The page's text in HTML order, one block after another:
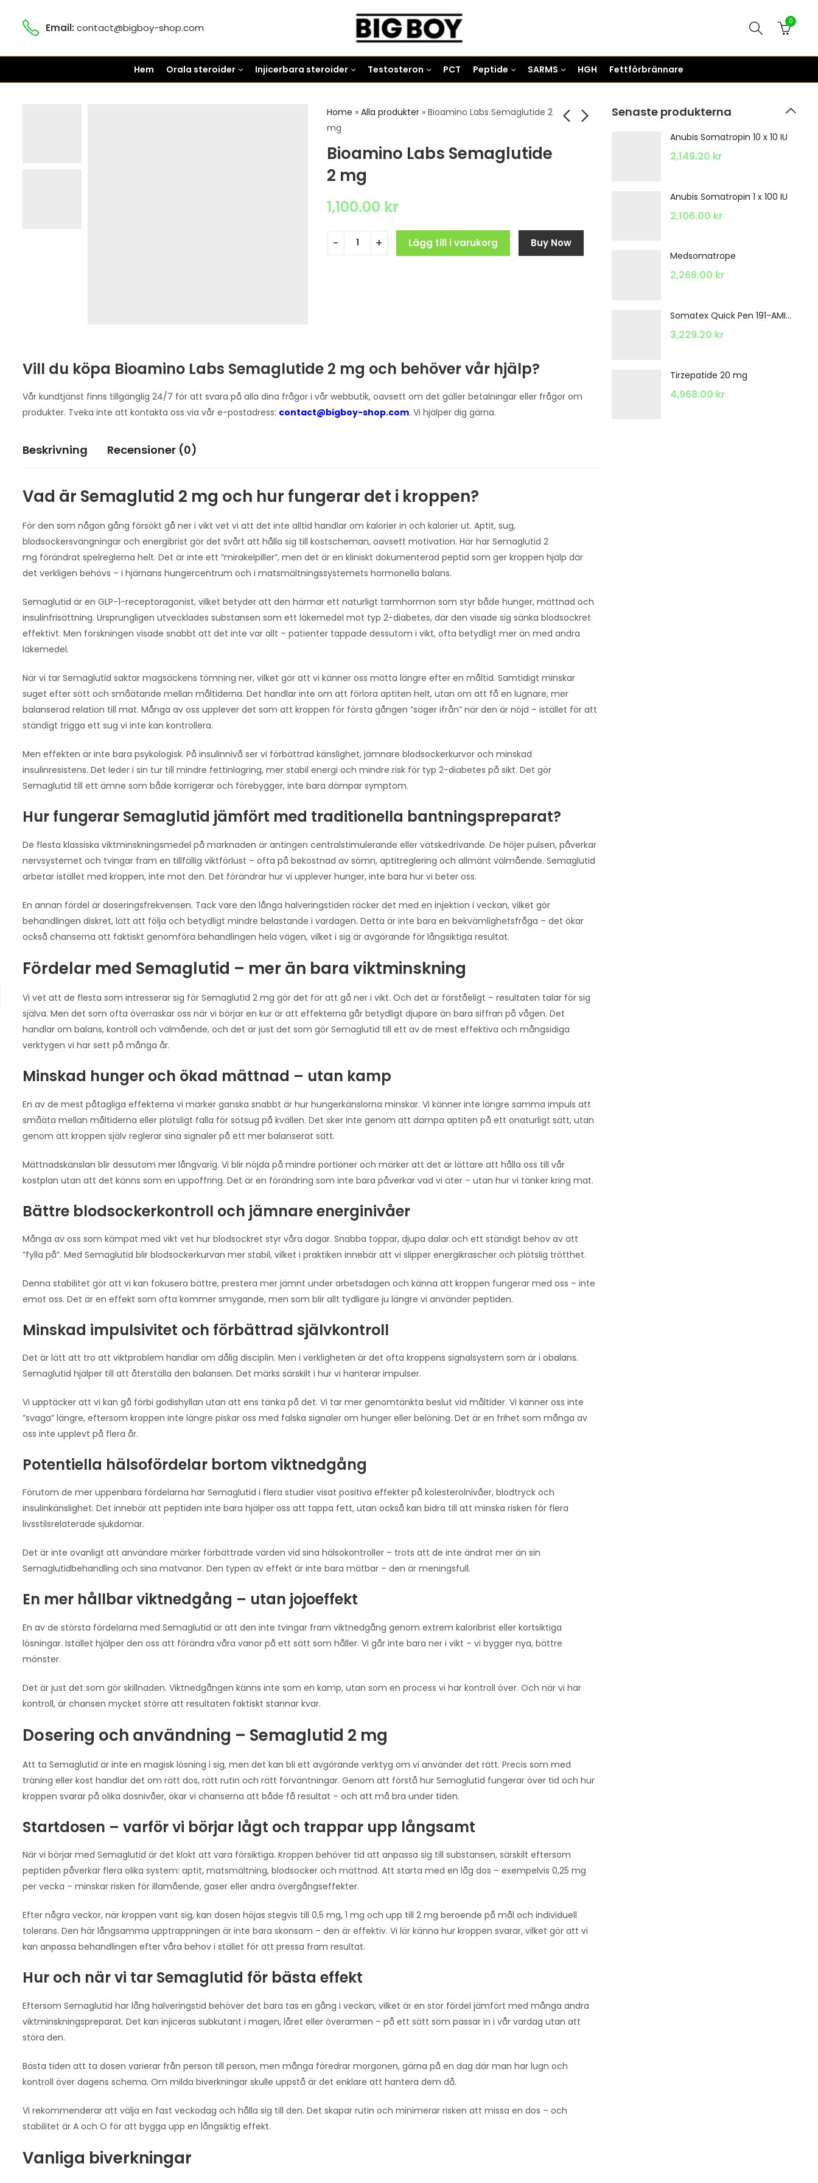
Email: contact@bigboy-shop.com
0
Hem Orala steroider Injicerbara steroider Testosteron PCT Peptide SARMS HGH Fettförbrännare
Home » Alla produkter» Bioamino Labs Semaglutide 2
mg
Bioamino Labs Semaglutide
2 mg
1,100.00 kr
Lägg till i varukorg Buy Now
Vill du köpa Bioamino Labs Semaglutide 2 mg och behöver vår hjälp?
Vår kundtjänst finns tillgänglig 24/7 för att svara på alla dina frågor i vår webbutik, oavsett om det gäller betalningar eller frågor om
produkter. Tveka inte att kontakta oss via vår e-postadress: contact@bigboy-shop.com. Vi hjälper dig gärna.
Beskrivning Recensioner (0)
Vad är Semaglutid 2 mg och hur fungerar det i kroppen?
För den som någon gång försökt gå ner i vikt vet vi att det inte alltid handlar om kalorier in och kalorier ut. Aptit, sug,
blodsockersvängningar och energibrist gör det svårt att hålla sig till kostscheman, oavsett motivation. Här har Semaglutid 2
mg förändrat spelreglerna helt. Det är inte ett ”mirakelpiller”, men det är en kliniskt dokumenterad peptid som ger kroppen hjälp där
det verkligen behövs – i hjärnans hungercentrum och i matsmältningssystemets hormonella balans.
Semaglutid är en GLP-1-receptoragonist, vilket betyder att den härmar ett naturligt tarmhormon som styr både hunger, mättnad och
insulinfrisättning. Ursprungligen utvecklades substansen som ett läkemedel mot typ 2-diabetes, där den visade sig sänka blodsockret
effektivt. Men forskningen visade snabbt att det inte var allt – patienter tappade dessutom i vikt, ofta betydligt mer än med andra
läkemedel.
När vi tar Semaglutid saktar magsäckens tömning ner, vilket gör att vi känner oss mätta längre efter en måltid. Samtidigt minskar
suget efter sött och småätande mellan måltiderna. Det handlar inte om att förlora aptiten helt, utan om att få en lugnare, mer
balanserad relation till mat. Många av oss upplever det som att kroppen för första gången ”säger ifrån” när den är nöjd – istället för att
ständigt trigga ett sug vi inte kan kontrollera.
Men effekten är inte bara psykologisk. På insulinnivå ser vi förbättrad känslighet, jämnare blodsockerkurvor och minskad
insulinresistens. Det leder i sin tur till mindre fettinlagring, mer stabil energi och mindre risk för typ 2-diabetes på sikt. Det gör
Semaglutid till ett ämne som både korrigerar och förebygger, inte bara dämpar symptom.
Hur fungerar Semaglutid jämfört med traditionella bantningspreparat?
De flesta klassiska viktminskningsmedel på marknaden är antingen centralstimulerande eller vätskedrivande. De höjer pulsen, påverkar
nervsystemet och tvingar fram en tillfällig viktförlust – ofta på bekostnad av sömn, aptitreglering och allmänt välmående. Semaglutid
arbetar istället med kroppen, inte mot den. Det förändrar hur vi upplever hunger, inte bara hur vi beter oss.
En annan fördel är doseringsfrekvensen. Tack vare den långa halveringstiden räcker det med en injektion i veckan, vilket gör
behandlingen diskret, lätt att följa och betydligt mindre belastande i vardagen. Detta är inte bara en bekvämlighetsfråga – det ökar
också chanserna att faktiskt genomföra behandlingen hela vägen, vilket i sig är avgörande för långsiktiga resultat.
Fördelar med Semaglutid – mer än bara viktminskning
Vi vet att de flesta som intresserar sig för Semaglutid 2 mg gör det för att gå ner i vikt. Och det är förståeligt – resultaten talar för sig
själva. Men det som ofta överraskar oss när vi börjar en kur är att effekterna går betydligt djupare än bara siffran på vågen. Det
handlar om balans, kontroll och välmående, och det är just det som gör Semaglutid till ett av de mest effektiva och mångsidiga
verktygen vi har sett på många år.
Minskad hunger och ökad mättnad – utan kamp
En av de mest påtagliga effekterna vi märker ganska snabbt är hur hungerkänslorna minskar. Vi känner inte längre samma impuls att
småäta mellan måltiderna eller plötsligt falla för sötsug på kvällen. Det sker inte genom att dämpa aptiten på ett onaturligt sätt, utan
genom att kroppen själv reglerar sina signaler på ett mer balanserat sätt.
Mättnadskänslan blir dessutom mer långvarig. Vi blir nöjda på mindre portioner och märker att det är lättare att hålla oss till vår
kostplan utan att det känns som en uppoffring. Det är en förändring som inte bara påverkar vad vi äter – utan hur vi tänker kring mat.
Bättre blodsockerkontroll och jämnare energinivåer
Många av oss som kämpat med vikt vet hur blodsockret styr våra dagar. Snabba toppar, djupa dalar och ett ständigt behov av att
”fylla på”. Med Semaglutid blir blodsockerkurvan mer stabil, vilket i praktiken innebär att vi slipper energikrascher och plötslig trötthet.
Denna stabilitet gör att vi kan fokusera bättre, prestera mer jämnt under arbetsdagen och känna att kroppen fungerar med oss – inte
emot oss. Det är en effekt som ofta kommer smygande, men som blir allt tydligare ju längre vi använder peptiden.
Minskad impulsivitet och förbättrad självkontroll
Det är lätt att tro att viktproblem handlar om dålig disciplin. Men i verkligheten är det ofta kroppens signalsystem som är i obalans.
Semaglutid hjälper till att återställa den balansen. Det märks särskilt i hur vi hanterar impulser.
Vi upptäcker att vi kan gå förbi godishyllan utan att ens tänka på det. Vi tar mer genomtänkta beslut vid måltider. Vi känner oss inte
”svaga” längre, eftersom kroppen inte längre piskar oss med falska signaler om hunger eller belöning. Det är en frihet som många av
oss inte upplevt på flera år.
Potentiella hälsofördelar bortom viktnedgång
Förutom de mer uppenbara fördelarna har Semaglutid i flera studier visat positiva effekter på kolesterolnivåer, blodtryck och
insulinkänslighet. Det innebär att peptiden inte bara hjälper oss att tappa fett, utan också kan bidra till att minska risken för flera
livsstilsrelaterade sjukdomar.
Det är inte ovanligt att användare märker förbättrade värden vid sina hälsokontroller – trots att de inte ändrat mer än sin
Semaglutidbehandling och sina matvanor. Den typen av effekt är inte bara mätbar – den är meningsfull.
En mer hållbar viktnedgång – utan jojoeffekt
En av de största fördelarna med Semaglutid är att den inte tvingar fram viktnedgång genom extrem kaloribrist eller kortsiktiga
lösningar. Istället hjälper den oss att förändra våra vanor på ett sätt som håller. Vi går inte bara ner i vikt – vi bygger nya, bättre
mönster.
Det är just det som gör skillnaden. Viktnedgången känns inte som en kamp, utan som en process vi har kontroll över. Och när vi har
kontroll, är chansen mycket större att resultaten faktiskt stannar kvar.
Dosering och användning – Semaglutid 2 mg
Att ta Semaglutid är inte en magisk lösning i sig, men det kan bli ett avgörande verktyg om vi använder det rätt. Precis som med
träning eller kost handlar det om rätt dos, rätt rutin och rätt förväntningar. Genom att förstå hur Semaglutid fungerar över tid och hur
kroppen svarar på olika dosnivåer, ökar vi chanserna att både få resultat – och att må bra under tiden.
Startdosen – varför vi börjar lågt och trappar upp långsamt
När vi börjar med Semaglutid är det klokt att vara försiktiga. Kroppen behöver tid att anpassa sig till substansen, särskilt eftersom
peptiden påverkar flera olika system: aptit, matsmältning, blodsocker och mättnad. Att starta med en låg dos – exempelvis 0,25 mg
per vecka – minskar risken för illamående, gaser eller andra övergångseffekter.
Efter några veckor, när kroppen vant sig, kan dosen höjas stegvis till 0,5 mg, 1 mg och upp till 2 mg beroende på mål och individuell
tolerans. Den här långsamma upptrappningen är inte bara skonsam – den är effektiv. Vi lär känna hur kroppen svarar, vilket gör att vi
kan anpassa behandlingen efter våra behov i stället för att pressa fram resultat.
Hur och när vi tar Semaglutid för bästa effekt
Eftersom Semaglutid har lång halveringstid behöver det bara tas en gång i veckan, vilket är en stor fördel jämfört med många andra
viktminskningspreparat. Det kan injiceras subkutant i magen, låret eller överarmen – på ett sätt som passar in i vår vardag utan att
störa den.
Bästa tiden att ta dosen varierar från person till person, men många föredrar morgonen, gärna på en dag där man har lugn och
kontroll över dagens schema. Om milda biverkningar skulle uppstå är det enklare att hantera dem då.
Vi rekommenderar att välja en fast veckodag och hålla sig till den. Det skapar rutin och minimerar risken att missa en dos – och
stabilitet är A och O för att bygga upp en långsiktig effekt.
Vanliga biverkningar
Senaste produkterna
Anubis Somatropin 10 x 10 IU
2,149.20 kr
Anubis Somatropin 1 x 100 IU
2,106.00 kr
Medsomatrope
2,268.00 kr
Somatex Quick Pen 191-AMINO ACIDS
3,229.20 kr
Tirzepatide 20 mg
4,968.00 kr